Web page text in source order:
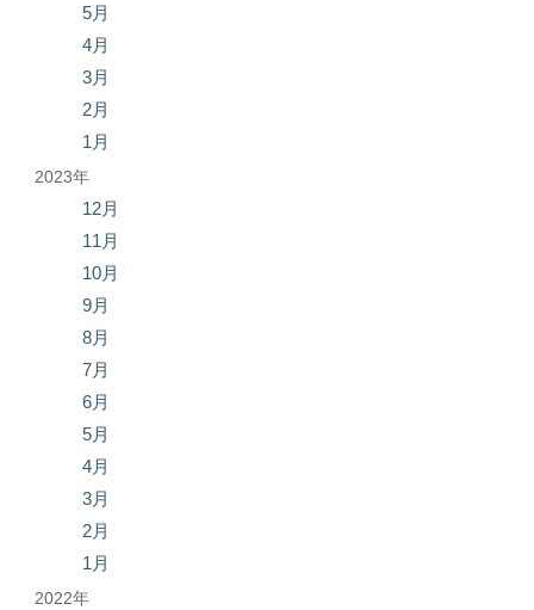
5月
4月
3月
2月
1月
2023年
12月
11月
10月
9月
8月
7月
6月
5月
4月
3月
2月
1月
2022年